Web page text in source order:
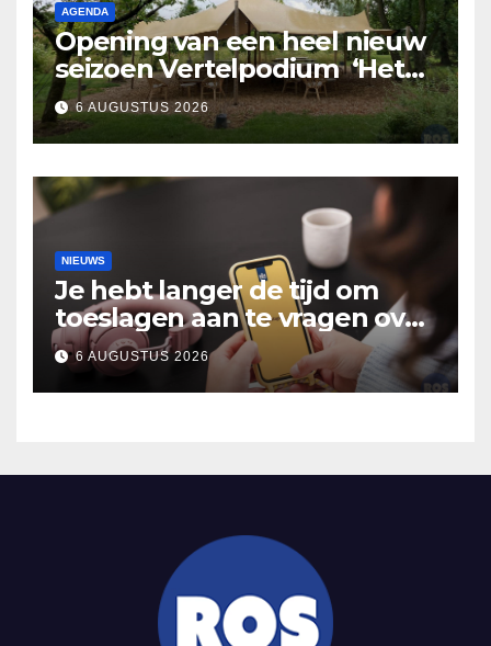
AGENDA
Opening van een heel nieuw
seizoen Vertelpodium ‘Het
Lopende Vuur’. Landelijke
verhalen in Bomentuin D’n
Hooidonk
6 AUGUSTUS 2026
NIEUWS
Je hebt langer de tijd om
toeslagen aan te vragen over
2025
6 AUGUSTUS 2026